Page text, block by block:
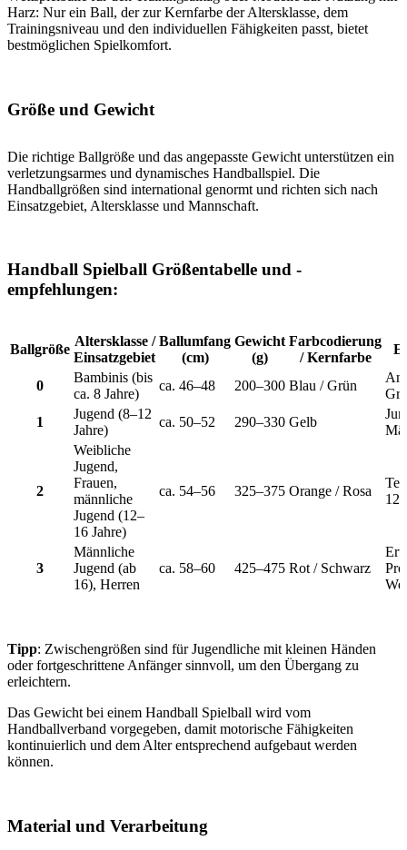
Harz: Nur ein Ball, der zur Kernfarbe der Altersklasse, dem
Trainingsniveau und den individuellen Fähigkeiten passt, bietet
bestmöglichen Spielkomfort.
Größe und Gewicht
Die richtige Ballgröße und das angepasste Gewicht unterstützen ein
verletzungsarmes und dynamisches Handballspiel. Die
Handballgrößen sind international genormt und richten sich nach
Einsatzgebiet, Altersklasse und Mannschaft.
Handball Spielball Größentabelle und -
empfehlungen:
Ballgröße
Altersklasse /
Einsatzgebiet
Ballumfang
(cm)
Gewicht
(g)
Farbcodierung
/ Kernfarbe
0
Bambinis (bis
ca. 8 Jahre)
ca. 46–48 200–300 Blau / Grün
1
Jugend (8–12
Jahre)
ca. 50–52 290–330 Gelb
2
Weibliche
Jugend,
Frauen,
männliche
Jugend (12–
16 Jahre)
ca. 54–56 325–375 Orange / Rosa
12,
3
Männliche
Jugend (ab
16), Herren
ca. 58–60 425–475 Rot / Schwarz
Tipp: Zwischengrößen sind für Jugendliche mit kleinen Händen
oder fortgeschrittene Anfänger sinnvoll, um den Übergang zu
erleichtern.
Das Gewicht bei einem Handball Spielball wird vom
Handballverband vorgegeben, damit motorische Fähigkeiten
kontinuierlich und dem Alter entsprechend aufgebaut werden
können.
Material und Verarbeitung